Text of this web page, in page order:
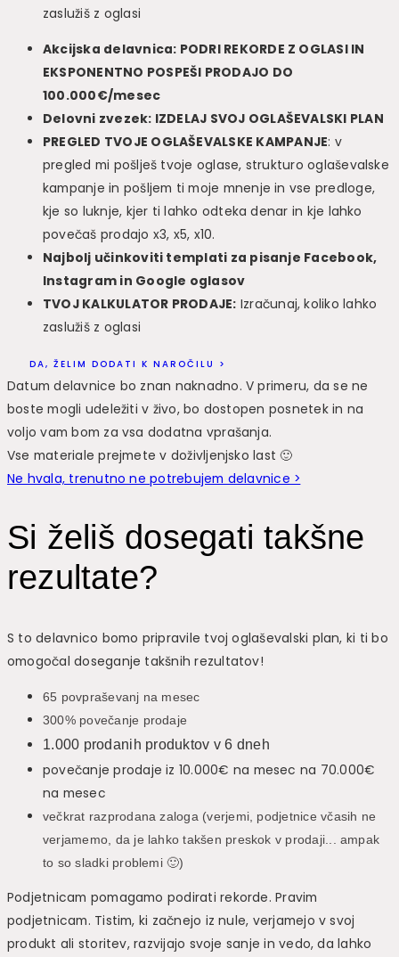
zaslužiš z oglasi
Akcijska delavnica: PODRI REKORDE Z OGLASI IN
EKSPONENTNO POSPEŠI PRODAJO DO
100.000€/mesec
Delovni zvezek: IZDELAJ SVOJ OGLAŠEVALSKI PLAN
PREGLED TVOJE OGLAŠEVALSKE KAMPANJE: v
pregled mi pošlješ tvoje oglase, strukturo oglaševalske
kampanje in pošljem ti moje mnenje in vse predloge,
kje so luknje, kjer ti lahko odteka denar in kje lahko
povečaš prodajo x3, x5, x10.
Najbolj učinkoviti templati za pisanje Facebook,
Instagram in Google oglasov
TVOJ KALKULATOR PRODAJE: Izračunaj, koliko lahko
zaslužiš z oglasi
DA, ŽELIM DODATI K NAROČILU >
Datum delavnice bo znan naknadno. V primeru, da se ne
boste mogli udeležiti v živo, bo dostopen posnetek in na
voljo vam bom za vsa dodatna vprašanja.
Vse materiale prejmete v doživljenjsko last 🙂
Ne hvala, trenutno ne potrebujem delavnice >
Si želiš dosegati takšne
rezultate?
S to delavnico bomo pripravile tvoj oglaševalski plan, ki ti bo
omogočal doseganje takšnih rezultatov!
65 povpraševanj na mesec
300% povečanje prodaje
1.000 prodanih produktov v 6 dneh
povečanje prodaje iz 10.000€ na mesec na 70.000€
na mesec
večkrat razprodana zaloga (verjemi, podjetnice včasih ne
verjamemo, da je lahko takšen preskok v prodaji... ampak
to so sladki problemi 🙂)
Podjetnicam pomagamo podirati rekorde. Pravim
podjetnicam. Tistim, ki začnejo iz nule, verjamejo v svoj
produkt ali storitev, razvijajo svoje sanje in vedo, da lahko